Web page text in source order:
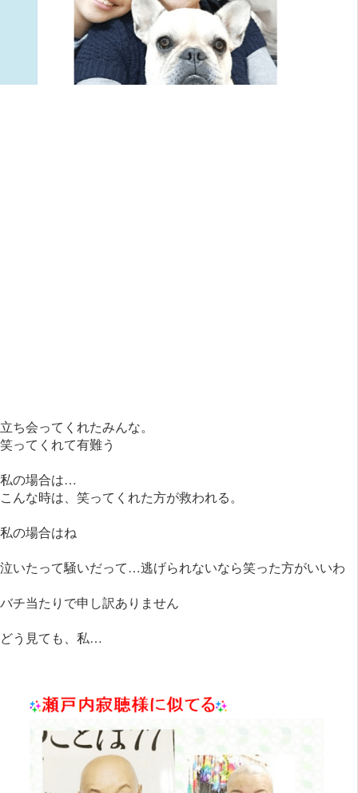
立ち会ってくれたみんな。
笑ってくれて有難う
私の場合は…
こんな時は、笑ってくれた方が救われる。
私の場合はね
泣いたって騒いだって…逃げられないなら笑った方がいいわ
バチ当たりで申し訳ありません
どう見ても、私…